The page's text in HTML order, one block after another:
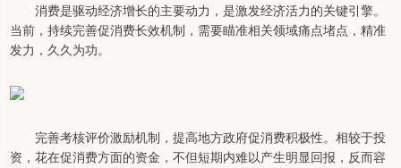
消费是驱动经济增长的主要动力，是激发经济活力的关键引擎。
当前，持续完善促消费长效机制，需要瞄准相关领域痛点堵点，精准
发力，久久为功。
完善考核评价激励机制，提高地方政府促消费积极性。相较于投
资，花在促消费方面的资金，不但短期内难以产生明显回报，反而容